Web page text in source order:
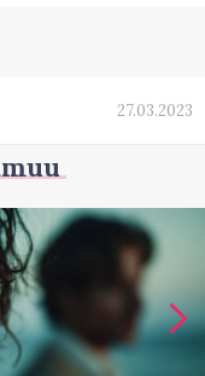
27.03.2023